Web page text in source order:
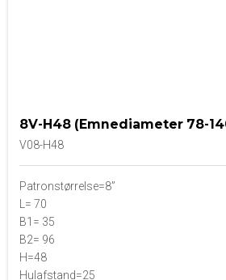
8V-H48 (Emnediameter 78-
V08-H48
Patronstørrelse=8”
L= 70
B1= 35
B2= 96
H=48
Hulafstand=25